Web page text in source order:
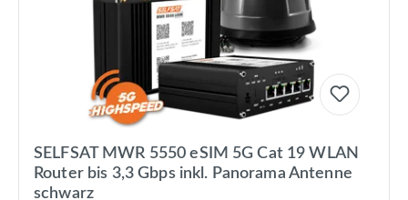
SELFSAT MWR 5550 eSIM 5G Cat 19 WLAN
Router bis 3,3 Gbps inkl. Panorama Antenne
schwarz